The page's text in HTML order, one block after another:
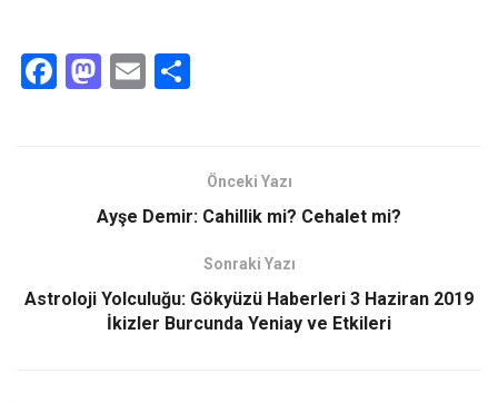
F
k
M
d
n
E
Önceki Yazı
Ayşe Demir: Cahillik mi? Cehalet mi?
Sonraki Yazı
Astroloji Yolculuğu: Gökyüzü Haberleri 3 Haziran 2019
İkizler Burcunda Yeniay ve Etkileri